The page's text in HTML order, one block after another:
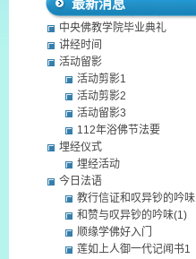
最新消息
中央佛教学院毕业典礼
讲经时间
活动留影
活动剪影1
活动剪影2
活动留影3
112年浴佛节法要
埋经仪式
埋经活动
今日法语
教行信证和叹异钞的吟味
和赞与叹异钞的吟味(1)
顺缘学佛好入门
莲如上人御一代记闻书1